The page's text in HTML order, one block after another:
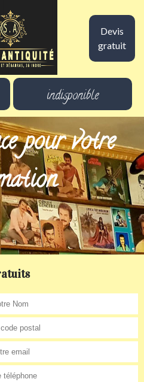
Devis
gratuit
indisponible
pour votre